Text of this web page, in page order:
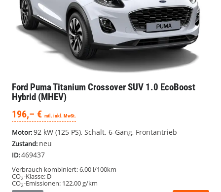
Ford PumaTitanium Crossover SUV 1.0 EcoBoost
Hybrid (MHEV)
196,– € mtl. inkl. MwSt.
Motor:92 kW (125 PS), Schalt. 6-Gang, Frontantrieb
Zustand: neu
ID:469437
Verbrauch kombiniert:6,00 l/100km
CO2-Klasse: D
CO2-Emissionen: 122,00 g/km